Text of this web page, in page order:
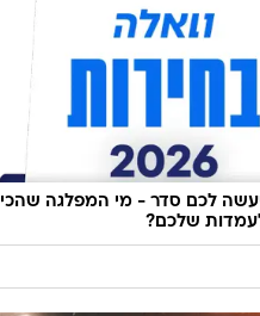
לכם סדר - מי המפלגה שהכי
שלכם?